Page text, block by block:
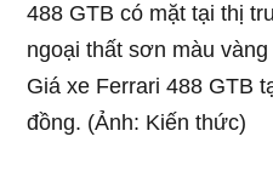
488 GTB có mặt tại thị
ngoại thất sơn màu
Giá xe Ferrari 488 GTB
đồng. (Ảnh: Kiến thức)